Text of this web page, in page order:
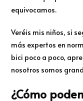
equivocamos.
Veréis mis niños, si
más expertos en
bici poco a poco,
nosotros somos
¿Cómo